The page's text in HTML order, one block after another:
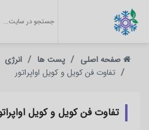
صفحه اصلی پست ها
انرژی
تفاوت فن کویل و کویل اواپراتور
تفاوت فن کویل و کویل